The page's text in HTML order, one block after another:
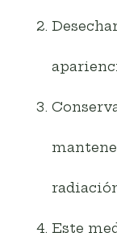
Este